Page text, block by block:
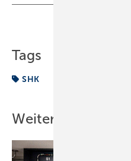
Tags
SHK
Weitere Inhalte